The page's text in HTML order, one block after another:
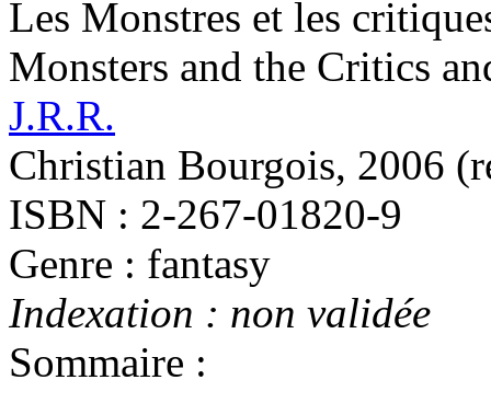
Les Monstres et les
Monsters and the Critics
J.R.R.
Christian Bourgois, 2006 (
ISBN : 2-267-01820-9
Genre : fantasy
Indexation : non validée
Sommaire :